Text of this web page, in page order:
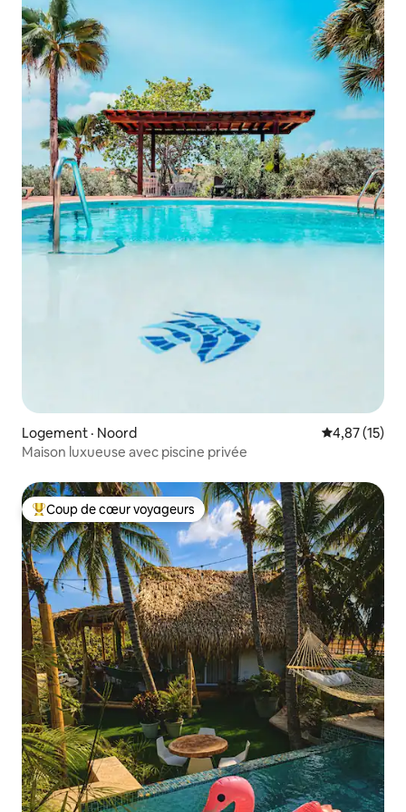
Logement · Noord Note
4,87 (15)
Maison luxueuse avec piscine privée
Coup de cœur voyageurs parmi les plus aimés
Coup de cœur voyageurs